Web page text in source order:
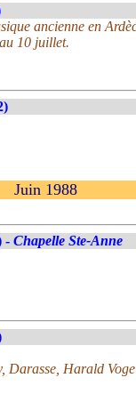
ancienne en
10 juillet.
Juin 1988
- Chapelle Ste-Anne
Darasse, Harald